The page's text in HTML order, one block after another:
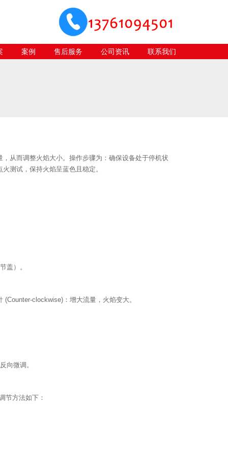
案例 售后服务 公司资讯 联系我们
从而调整火焰大小。操作步骤为：确保设备处于停机状
测试，保持火焰呈蓝色且稳定。
盖）。
clockwise)：增大流量，火焰变大。
向微调。
节方法如下：